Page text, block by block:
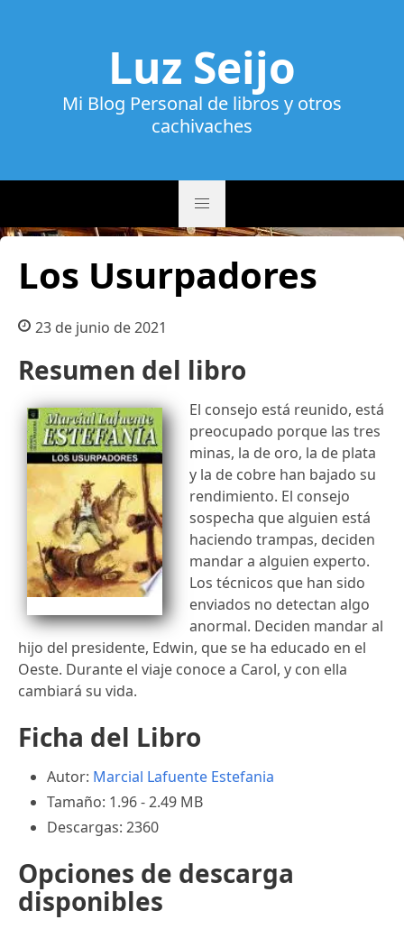
Luz Seijo
Mi Blog Personal de libros y otros
cachivaches
Los Usurpadores
23 de junio de 2021
Resumen del libro
El consejo está reunido, está
preocupado porque las tres
minas, la de oro, la de plata
y la de cobre han bajado su
rendimiento. El consejo
sospecha que alguien está
haciendo trampas, deciden
mandar a alguien experto.
Los técnicos que han sido
enviados no detectan algo
anormal. Deciden mandar al
hijo del presidente, Edwin, que se ha educado en el
Oeste. Durante el viaje conoce a Carol, y con ella
cambiará su vida.
Ficha del Libro
Autor: Marcial Lafuente Estefania
Tamaño: 1.96 - 2.49 MB
Descargas: 2360
Opciones de descarga
disponibles